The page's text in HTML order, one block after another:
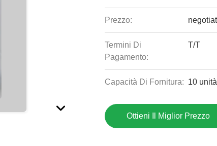
Prezzo:
Termini Di
Pagamento:
T/T
Capacità Di Fornitura: 10
Ottieni Il Miglior Prezzo